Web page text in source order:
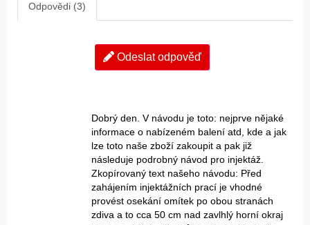
Odpovědi (3)
Odeslat odpověď
Dobrý den. V návodu je toto: nejprve nějaké
informace o nabízeném balení atd, kde a jak
lze toto naše zboží zakoupit a pak již
následuje podrobný návod pro injektáž.
Zkopírovaný text našeho návodu: Před
zahájením injektážních prací je vhodné
provést osekání omítek po obou stranách
zdiva a to cca 50 cm nad zavlhlý horní okraj